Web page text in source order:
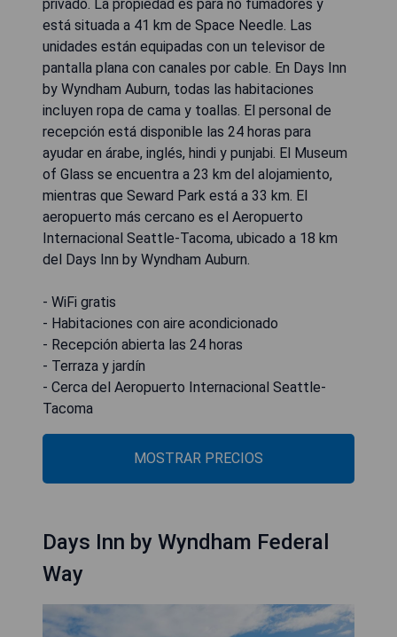
privado. La propiedad es para no fumadores y
está situada a 41 km de Space Needle. Las
unidades están equipadas con un televisor de
pantalla plana con canales por cable. En Days Inn
by Wyndham Auburn, todas las habitaciones
incluyen ropa de cama y toallas. El personal de
recepción está disponible las 24 horas para
ayudar en árabe, inglés, hindi y punjabi. El Museum
of Glass se encuentra a 23 km del alojamiento,
mientras que Seward Park está a 33 km. El
aeropuerto más cercano es el Aeropuerto
Internacional Seattle-Tacoma, ubicado a 18 km
del Days Inn by Wyndham Auburn.
- WiFi gratis
- Habitaciones con aire acondicionado
- Recepción abierta las 24 horas
- Terraza y jardín
- Cerca del Aeropuerto Internacional Seattle-
Tacoma
MOSTRAR PRECIOS
Days Inn by Wyndham Federal
Way